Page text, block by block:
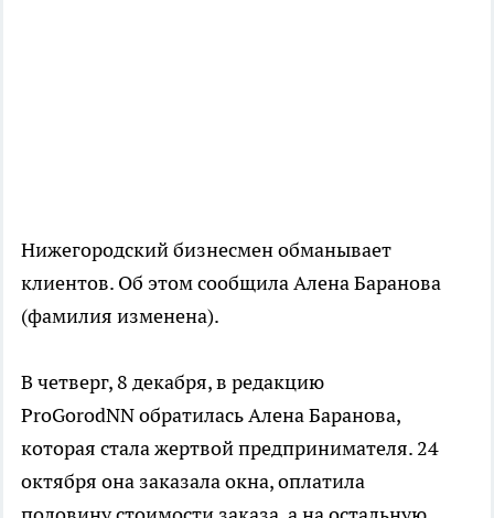
Нижегородский бизнесмен обманывает
клиентов. Об этом сообщила Алена Баранова
(фамилия изменена).
В четверг, 8 декабря, в редакцию
ProGorodNN обратилась Алена Баранова,
которая стала жертвой предпринимателя. 24
октября она заказала окна, оплатила